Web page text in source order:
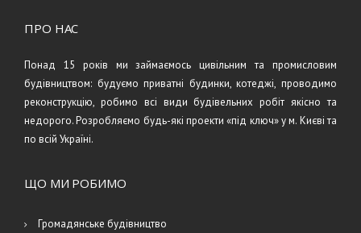
ПРО НАС
Понад 15 років ми займаємось цивільним та промисловим
будівництвом: будуємо приватні будинки, котеджі, проводимо
реконструкцію, робимо всі види будівельних робіт якісно та
недорого. Розробляємо будь-які проекти «під ключ» у м. Києві та
по всій Україні.
ЩО МИ РОБИМО
Громадянське будівництво